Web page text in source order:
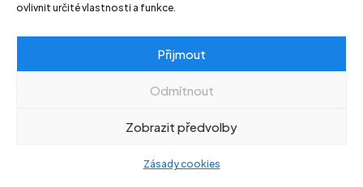
ovlivnit určité vlastnosti a funkce.
Přijmout
Odmítnout
Zobrazit předvolby
Zásady cookies